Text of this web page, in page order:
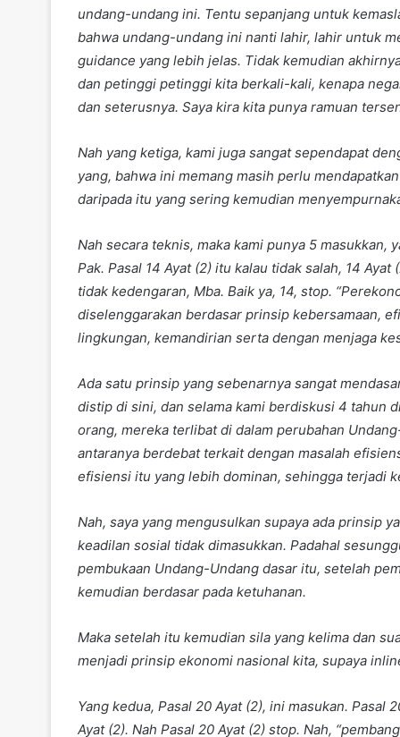
undang-undang ini. Tentu sepanjang untuk
bahwa undang-undang ini nanti lahir, lahir untuk
guidance yang lebih jelas. Tidak kemudian
dan petinggi petinggi kita berkali-kali, kenapa
dan seterusnya. Saya kira kita punya ramuan
Nah yang ketiga, kami juga sangat sependapat
yang, bahwa ini memang masih perlu
daripada itu yang sering kemudian
Nah secara teknis, maka kami punya 5 masukkan,
Pak. Pasal 14 Ayat (2) itu kalau tidak salah, 14
tidak kedengaran, Mba. Baik ya, 14, stop.
diselenggarakan berdasar prinsip kebersamaan,
lingkungan, kemandirian serta dengan menjaga
Ada satu prinsip yang sebenarnya sangat
distip di sini, dan selama kami berdiskusi 4 tahun
orang, mereka terlibat di dalam perubahan
antaranya berdebat terkait dengan masalah
efisiensi itu yang lebih dominan, sehingga terjadi
Nah, saya yang mengusulkan supaya ada prinsip
keadilan sosial tidak dimasukkan. Padahal
pembukaan Undang-Undang dasar itu, setelah
kemudian berdasar pada ketuhanan.
Maka setelah itu kemudian sila yang kelima dan
menjadi prinsip ekonomi nasional kita, supaya
Yang kedua, Pasal 20 Ayat (2), ini masukan. Pasal
Ayat (2). Nah Pasal 20 Ayat (2) stop. Nah,